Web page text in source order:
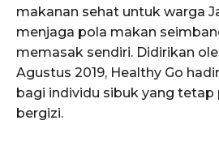
makanan sehat untuk warga
menjaga pola makan
memasak sendiri. Didirikan
Agustus 2019, Healthy Go
bagi individu sibuk yang tetap
bergizi.